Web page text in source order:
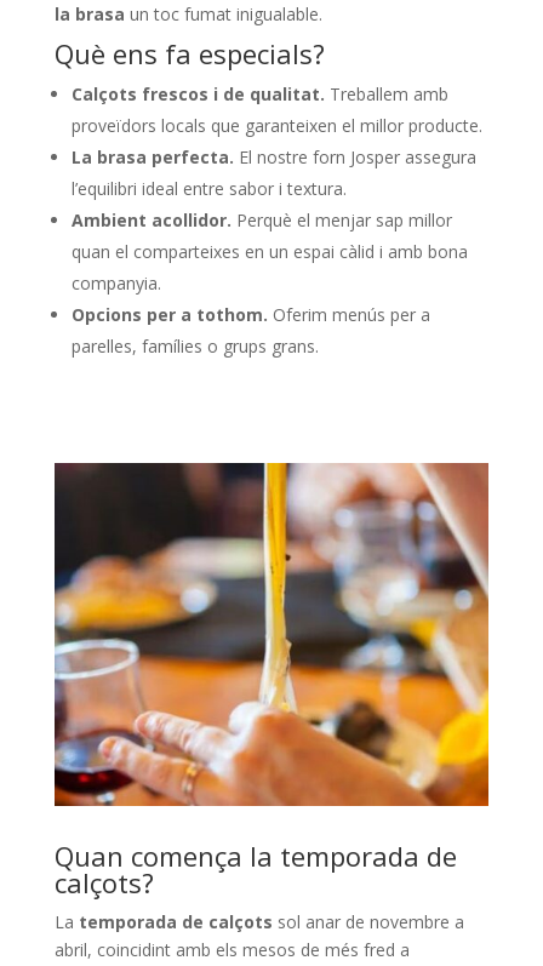
la brasa un toc fumat inigualable.
Què ens fa especials?
Calçots frescos i de qualitat. Treballem amb
proveïdors locals que garanteixen el millor producte.
La brasa perfecta. El nostre forn Josper assegura
l’equilibri ideal entre sabor i textura.
Ambient acollidor. Perquè el menjar sap millor
quan el comparteixes en un espai càlid i amb bona
companyia.
Opcions per a tothom. Oferim menús per a
parelles, famílies o grups grans.
Quan comença la temporada de
calçots?
La temporada de calçots sol anar de novembre a
abril, coincidint amb els mesos de més fred a